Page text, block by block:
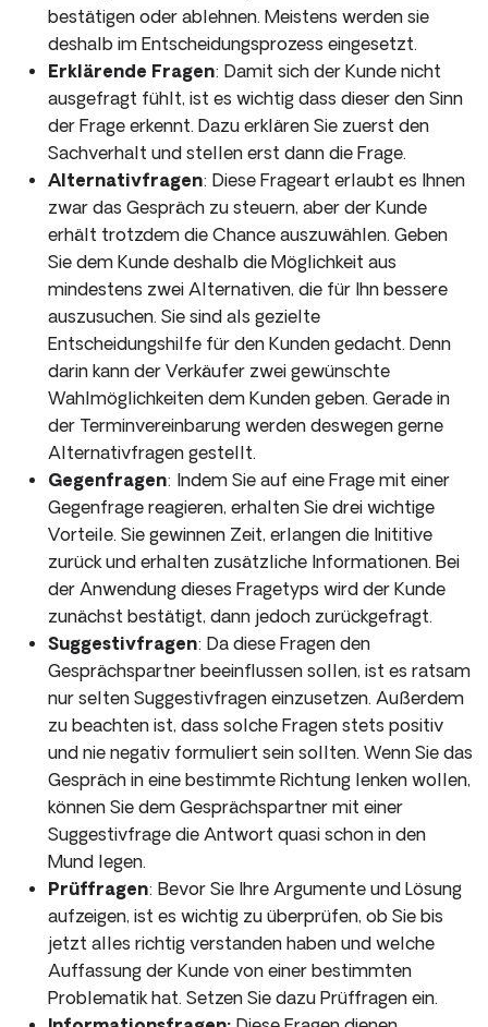
bestätigen oder ablehnen. Meistens werden sie
deshalb im Entscheidungsprozess eingesetzt.
Erklärende Fragen: Damit sich der Kunde nicht
ausgefragt fühlt, ist es wichtig dass dieser den Sinn
der Frage erkennt. Dazu erklären Sie zuerst den
Sachverhalt und stellen erst dann die Frage.
Alternativfragen: Diese Frageart erlaubt es Ihnen
zwar das Gespräch zu steuern, aber der Kunde
erhält trotzdem die Chance auszuwählen. Geben
Sie dem Kunde deshalb die Möglichkeit aus
mindestens zwei Alternativen, die für Ihn bessere
auszusuchen. Sie sind als gezielte
Entscheidungshilfe für den Kunden gedacht. Denn
darin kann der Verkäufer zwei gewünschte
Wahlmöglichkeiten dem Kunden geben. Gerade in
der Terminvereinbarung werden deswegen gerne
Alternativfragen gestellt.
Gegenfragen: Indem Sie auf eine Frage mit einer
Gegenfrage reagieren, erhalten Sie drei wichtige
Vorteile. Sie gewinnen Zeit, erlangen die Inititive
zurück und erhalten zusätzliche Informationen. Bei
der Anwendung dieses Fragetyps wird der Kunde
zunächst bestätigt, dann jedoch zurückgefragt.
Suggestivfragen: Da diese Fragen den
Gesprächspartner beeinflussen sollen, ist es ratsam
nur selten Suggestivfragen einzusetzen. Außerdem
zu beachten ist, dass solche Fragen stets positiv
und nie negativ formuliert sein sollten. Wenn Sie das
Gespräch in eine bestimmte Richtung lenken wollen,
können Sie dem Gesprächspartner mit einer
Suggestivfrage die Antwort quasi schon in den
Mund legen.
Prüffragen: Bevor Sie Ihre Argumente und Lösung
aufzeigen, ist es wichtig zu überprüfen, ob Sie bis
jetzt alles richtig verstanden haben und welche
Auffassung der Kunde von einer bestimmten
Problematik hat. Setzen Sie dazu Prüffragen ein.